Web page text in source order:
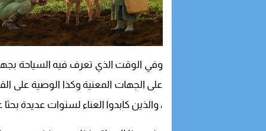
وفي الوقت الذي تعرف فيه السياحة
على الجهات المعنية وكذا الوصية على
، والذين كابدوا العناء لسنوات عديدة